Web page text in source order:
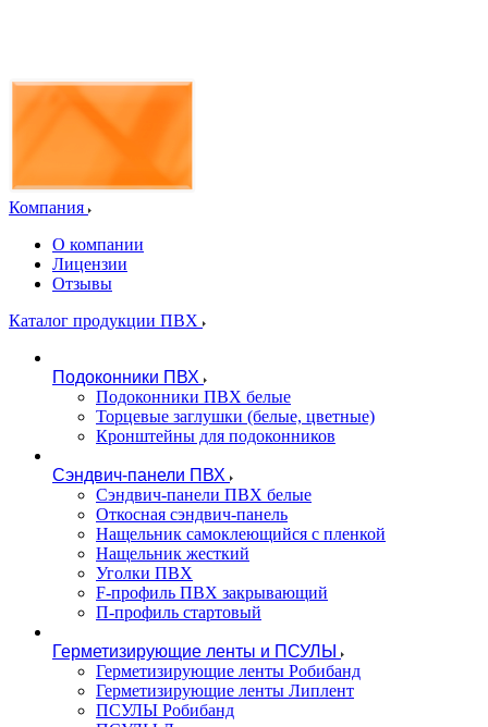
Компания
О компании
Лицензии
Отзывы
Каталог продукции ПВХ
Подоконники ПВХ
Подоконники ПВХ белые
Торцевые заглушки (белые, цветные)
Кронштейны для подоконников
Сэндвич-панели ПВХ
Сэндвич-панели ПВХ белые
Откосная сэндвич-панель
Нащельник самоклеющийся с пленкой
Нащельник жесткий
Уголки ПВХ
F-профиль ПВХ закрывающий
П-профиль стартовый
Герметизирующие ленты и ПСУЛЫ
Герметизирующие ленты Робибанд
Герметизирующие ленты Липлент
ПСУЛЫ Робибанд